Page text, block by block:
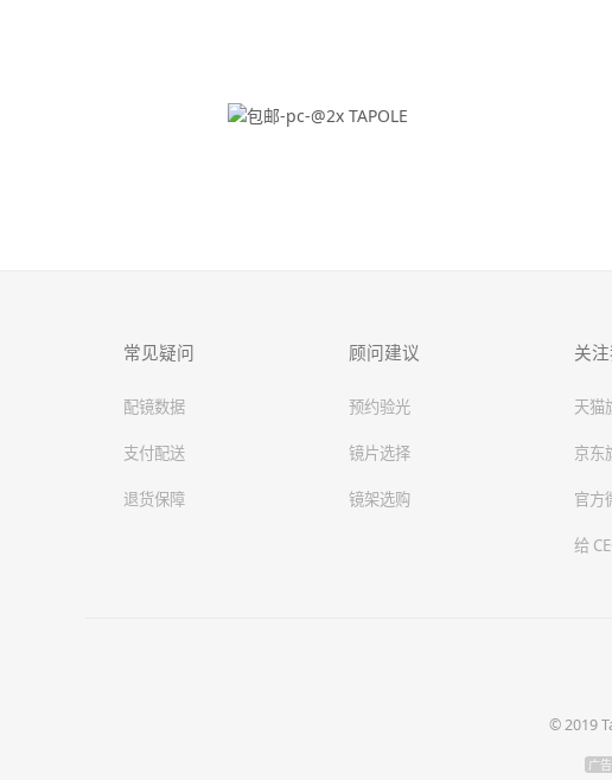
常见疑问
配镜数据
支付配送
退货保障
顾问建议
预约验光
镜片选择
镜架选购
关
天猫
京东
官方
给
© 2019
广告